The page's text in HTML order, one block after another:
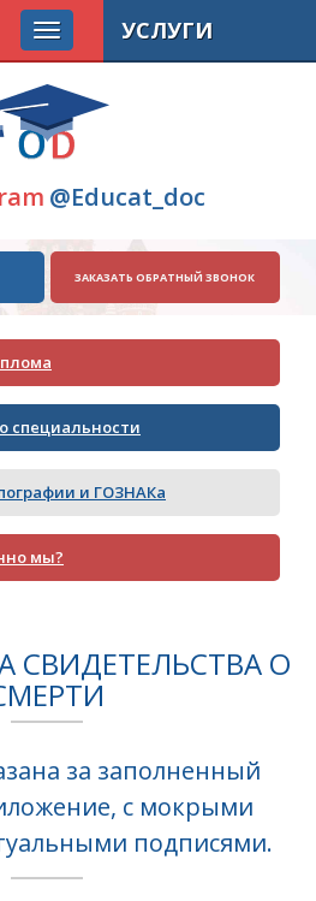
@Educat_doc
ЗАКАЗАТЬ ОБРАТНЫЙ ЗВОНОК
специальности
и ГОЗНАКа
мы?
УСЛУГИ
СВИДЕТЕЛЬСТВА О
за заполненный
с мокрыми
подписями.